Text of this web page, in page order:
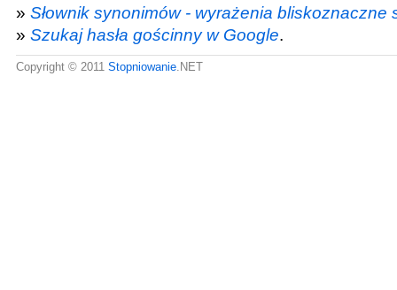
» Słownik synonimów - wyrażenia bliskoznaczne
» Szukaj hasła gościnny w Google.
Copyright © 2011 Stopniowanie.NET